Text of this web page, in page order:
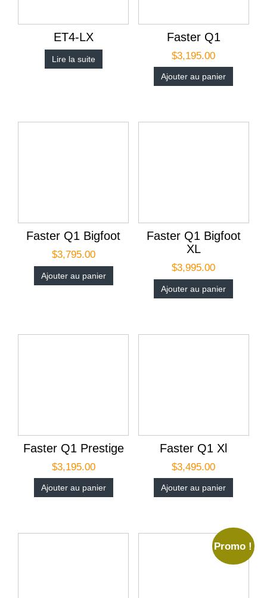
ET4-LX
Lire la suite
Faster Q1
$3,195.00
Ajouter au panier
Faster Q1 Bigfoot
$3,795.00
Ajouter au panier
Faster Q1 Bigfoot
XL
$3,995.00
Ajouter au panier
Faster Q1 Prestige
$3,195.00
Ajouter au panier
Faster Q1 Xl
$3,495.00
Ajouter au panier
Promo !